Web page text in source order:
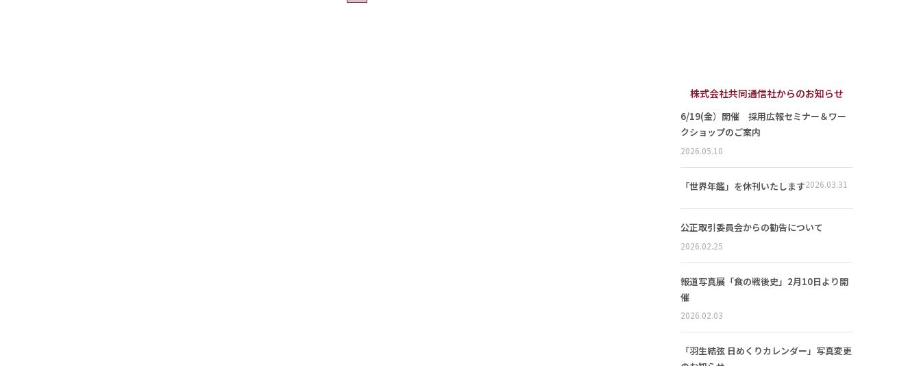
株式会社共同通信社からのお知らせ
6/19(金）開催 採用広報セミナー＆ワー
クショップのご案内
2026.05.10
「世界年鑑」を休刊いたします2026.03.31
公正取引委員会からの勧告について
2026.02.25
報道写真展「食の戦後史」2月10日より開
催
2026.02.03
「羽生結弦 日めくりカレンダー」写真変更